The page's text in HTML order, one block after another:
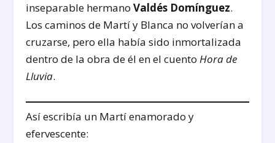
inseparable hermanoValdés Domínguez.
Los caminos de Martí y Blanca no volverían a
cruzarse, pero ella había sido inmortalizada
dentro de la obra de él en el cuentoHora de
Lluvia.
Así escribía un Martí enamorado y
efervescente: